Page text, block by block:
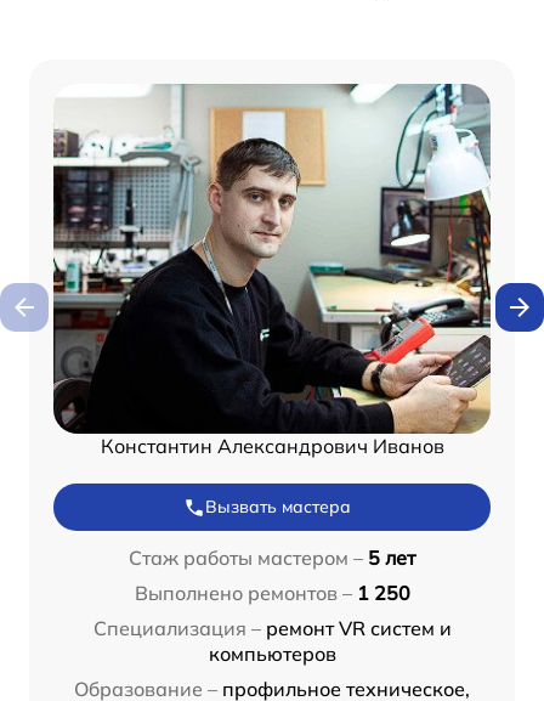
Константин Александрович Иванов
Вызвать мастера
Стаж работы мастером – 5 лет
Выполнено ремонтов – 1 250
Специализация – ремонт VR систем и
компьютеров
Образование – профильное техническое,